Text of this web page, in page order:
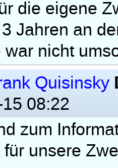
die eigene
Jahren an
nicht
Quisinsky
08:22
zum
unsere